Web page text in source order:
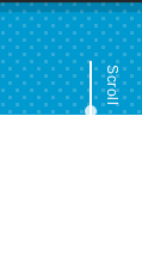
Scroll
んだろうなと
Let’s Fucking